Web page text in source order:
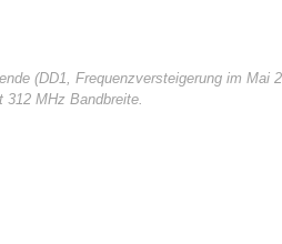
(DD1, Frequenzversteigerung im
312 MHz Bandbreite.